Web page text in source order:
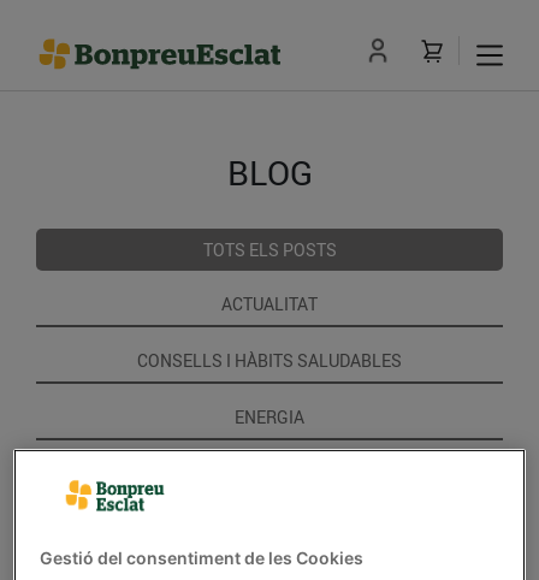
BLOG
TOTS ELS POSTS
ACTUALITAT
CONSELLS I HÀBITS SALUDABLES
ENERGIA
Gestió del consentiment de les Cookies